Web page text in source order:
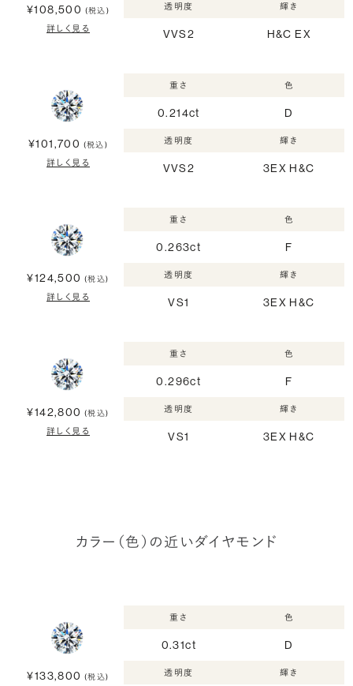
¥108,500 (税込)
詳しく見る
透明度
VVS2
輝き
H&C EX
¥101,700 (税込)
詳しく見る
重さ
0.214ct
色
D
透明度
VVS2
輝き
3EX H&C
¥124,500 (税込)
詳しく見る
重さ
0.263ct
色
F
透明度
VS1
輝き
3EX H&C
¥142,800 (税込)
詳しく見る
重さ
0.296ct
色
F
透明度
VS1
輝き
3EX H&C
カラー（色）の近いダイヤモンド
¥133,800 (税込)
重さ
0.31ct
色
D
透明度 輝き